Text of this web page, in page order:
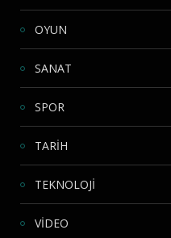
OYUN
SANAT
SPOR
TARİH
TEKNOLOJİ
VİDEO